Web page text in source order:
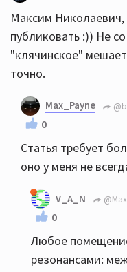
Максим Николаевич,
публиковать :)) Не
"клячинское"
точно.
Max_Payne
0
Статья требует
оно у меня не
V_A_N
0
Любое
резонансами: